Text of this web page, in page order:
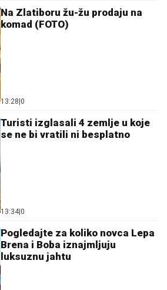
Na Zlatiboru žu-žu prodaju na
komad (FOTO)
13:28|0
Turisti izglasali 4 zemlje u koje
se ne bi vratili ni besplatno
13:34|0
Pogledajte za koliko novca Lepa
Brena i Boba iznajmljuju
luksuznu jahtu